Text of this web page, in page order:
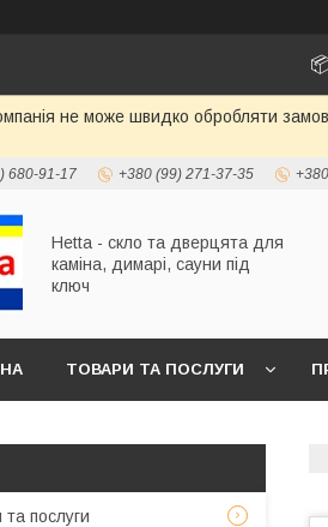
не може швидко обробляти
680-91-17 +380 (99) 271-37-35
Hetta - скло та дверцята для
каміна, димарі, сауни під
ключ
ТОВАРИ ТА ПОСЛУГИ
послуги